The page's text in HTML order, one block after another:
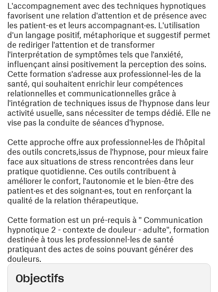
L'accompagnement avec des techniques hypnotiques
favorisent une relation d'attention et de présence avec
les patient-es et leurs accompagnant·es. L'utilisation
d'un langage positif, métaphorique et suggestif permet
de rediriger l'attention et de transformer
l'interprétation de symptômes tels que l'anxiété,
influençant ainsi positivement la perception des soins.
Cette formation s'adresse aux professionnel-les de la
santé, qui souhaitent enrichir leur compétences
relationnelles et communicationnelles grâce à
l'intégration de techniques issus de l'hypnose dans leur
activité usuelle, sans nécessiter de temps dédié. Elle ne
vise pas la conduite de séances d'hypnose.
Cette approche offre aux professionnel·les de l'hôpital
des outils concrets,issus de l'hypnose, pour mieux faire
face aux situations de stress rencontrées dans leur
pratique quotidienne. Ces outils contribuent à
améliorer le confort, l'autonomie et le bien-être des
patient·es et des soignant·es, tout en renforçant la
qualité de la relation thérapeutique.
Cette formation est un pré-requis à '' Communication
hypnotique 2 - contexte de douleur - adulte'', formation
destinée à tous les professionnel-les de santé
pratiquant des actes de soins pouvant générer des
douleurs.
Objectifs